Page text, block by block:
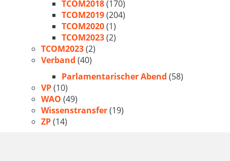
TCOM2018(170)
TCOM2019(204)
TCOM2020(1)
TCOM2023(2)
TCOM2023(2)
Verband (40)
Parlamentarischer Abend (58)
VP(10)
WAO (49)
Wissenstransfer(19)
ZP(14)